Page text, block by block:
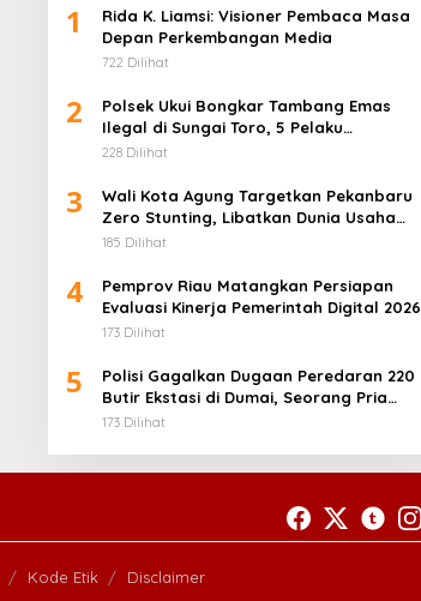
1
Rida K. Liamsi: Visioner Pembaca Masa
Depan Perkembangan Media
722 Dilihat
2
Polsek Ukui Bongkar Tambang Emas
Ilegal di Sungai Toro, 5 Pelaku
Diamankan
228 Dilihat
3
Wali Kota Agung Targetkan Pekanbaru
Zero Stunting, Libatkan Dunia Usaha
Penuhi Gizi Anak
185 Dilihat
4
Pemprov Riau Matangkan Persiapan
Evaluasi Kinerja Pemerintah Digital 2026
173 Dilihat
5
Polisi Gagalkan Dugaan Peredaran 220
Butir Ekstasi di Dumai, Seorang Pria
Ditangkap
173 Dilihat
Kode Etik Disclaimer